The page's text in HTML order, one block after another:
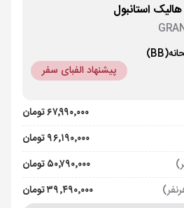
استانبول
(BB)
پیشنهاد الفبای سفر
۶۷٬۹۹۰٬۰۰۰ تومان
۹۶٬۱۹۰٬۰۰۰ تومان
۵۰٬۷۹۰٬۰۰۰ تومان
۳۹٬۴۹۰٬۰۰۰ تومان